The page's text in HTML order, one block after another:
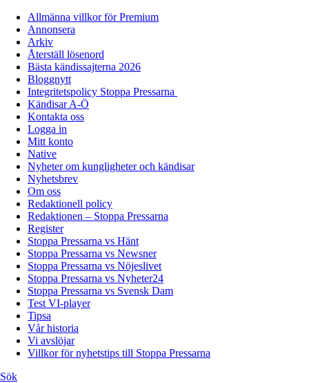
Allmänna villkor för Premium
Annonsera
Arkiv
Återställ lösenord
Bästa kändissajterna 2026
Bloggnytt
Integritetspolicy Stoppa Pressarna
Kändisar A-Ö
Kontakta oss
Logga in
Mitt konto
Native
Nyheter om kungligheter och kändisar
Nyhetsbrev
Om oss
Redaktionell policy
Redaktionen – Stoppa Pressarna
Register
Stoppa Pressarna vs Hänt
Stoppa Pressarna vs Newsner
Stoppa Pressarna vs Nöjeslivet
Stoppa Pressarna vs Nyheter24
Stoppa Pressarna vs Svensk Dam
Test VI-player
Tipsa
Vår historia
Vi avslöjar
Villkor för nyhetstips till Stoppa Pressarna
Sök